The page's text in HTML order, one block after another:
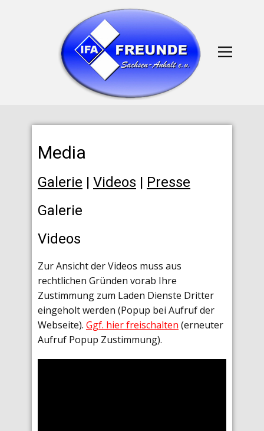
Media
Galerie | Videos | Presse
Galerie
Videos
Zur Ansicht der Videos muss aus
rechtlichen Gründen vorab Ihre
Zustimmung zum Laden Dienste Dritter
eingeholt werden (Popup bei Aufruf der
Webseite). Ggf. hier freischalten (erneuter
Aufruf Popup Zustimmung).